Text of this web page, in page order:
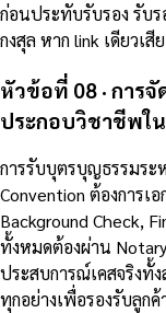
ก่อนประทับรับรอง รับ
กงสุล หาก link เดียวเ
หัวข้อที่ 08 · การ
ประกอบวิชาชีพใ
การรับบุตรบุญธรรมระ
Convention ต้องการเ
Background Check,
ทั้งหมดต้องผ่าน
ประสบการณ์เคสจริงทั้
ทุกอย่างเพื่อรองรับลูก